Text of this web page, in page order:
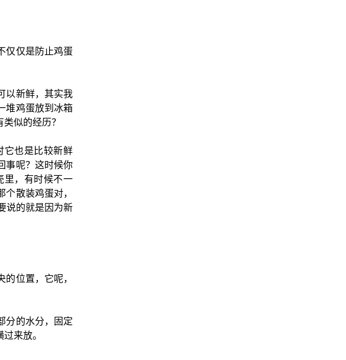
仅仅是防止鸡蛋
以新鲜，其实我
堆鸡蛋放到冰箱
似的经历？
它也是比较新鲜
事呢？这时候你
里，有时候不一
散装鸡蛋对，
说的就是因为新
位置，它呢，
分的水分，固定
来放。